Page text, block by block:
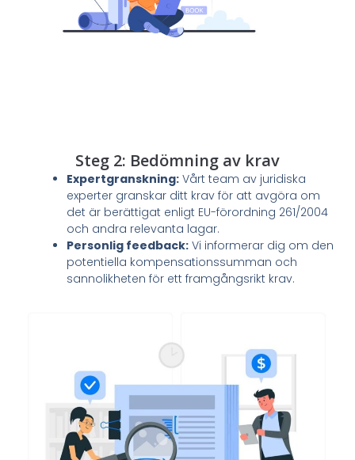
Steg 2: Bedömning av krav
Expertgranskning: Vårt team av juridiska
experter granskar ditt krav för att avgöra om
det är berättigat enligt EU-förordning 261/2004
och andra relevanta lagar.
Personlig feedback: Vi informerar dig om den
potentiella kompensationssumman och
sannolikheten för ett framgångsrikt krav.